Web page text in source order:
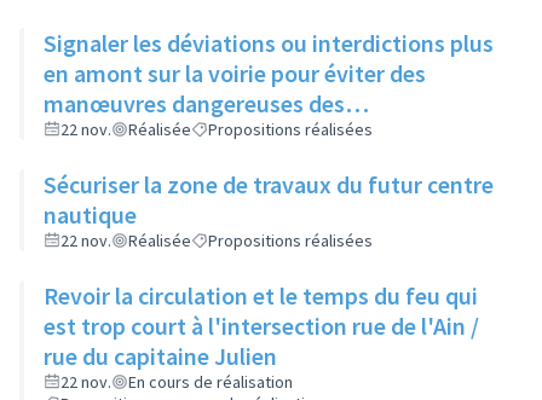
Signaler les déviations ou interdictions plus
en amont sur la voirie pour éviter des
manœuvres dangereuses des
automobilistes
22 nov. Réalisée Propositions réalisées
Sécuriser la zone de travaux du futur centre
nautique
22 nov. Réalisée Propositions réalisées
Revoir la circulation et le temps du feu qui
est trop court à l'intersection rue de l'Ain /
rue du capitaine Julien
22 nov.
En cours de réalisation